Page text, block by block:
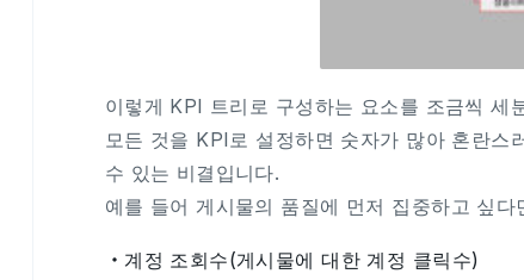
이렇게 KPI 트리로 구성하는 요소를 조금씩 세
모든 것을 KPI로 설정하면 숫자가 많아 혼란스
수 있는 비결입니다.
예를 들어 게시물의 품질에 먼저 집중하고 싶
・계정 조회수(게시물에 대한 계정 클릭수)